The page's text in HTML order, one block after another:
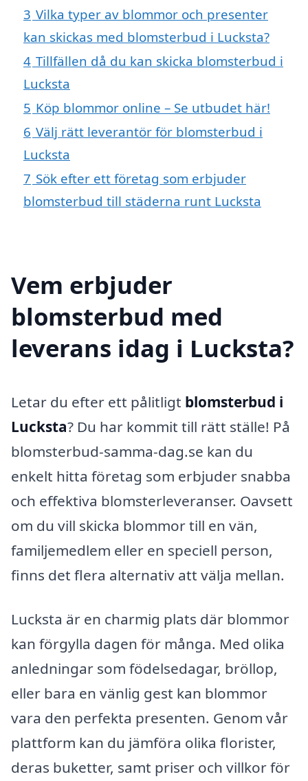
3 Vilka typer av blommor och presenter
kan skickas med blomsterbud i Lucksta?
4 Tillfällen då du kan skicka blomsterbud i
Lucksta
5 Köp blommor online – Se utbudet här!
6 Välj rätt leverantör för blomsterbud i
Lucksta
7 Sök efter ett företag som erbjuder
blomsterbud till städerna runt Lucksta
Vem erbjuder
blomsterbud med
leverans idag i Lucksta?
Letar du efter ett pålitligt blomsterbud i
Lucksta? Du har kommit till rätt ställe! På
blomsterbud-samma-dag.se kan du
enkelt hitta företag som erbjuder snabba
och effektiva blomsterleveranser. Oavsett
om du vill skicka blommor till en vän,
familjemedlem eller en speciell person,
finns det flera alternativ att välja mellan.
Lucksta är en charmig plats där blommor
kan förgylla dagen för många. Med olika
anledningar som födelsedagar, bröllop,
eller bara en vänlig gest kan blommor
vara den perfekta presenten. Genom vår
plattform kan du jämföra olika florister,
deras buketter, samt priser och villkor för